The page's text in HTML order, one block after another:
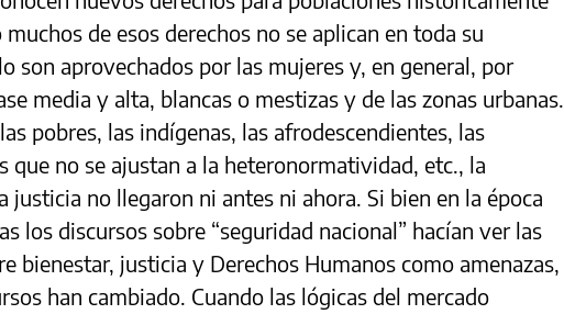
de esos derechos no se aplican en toda su
son aprovechados por las mujeres y, en general, por
media y alta, blancas o mestizas y de las zonas urbanas.
pobres, las indígenas, las afrodescendientes, las
que no se ajustan a la heteronormatividad, etc., la
justicia no llegaron ni antes ni ahora. Si bien en la época
los discursos sobre “seguridad nacional” hacían ver las
bienestar, justicia y Derechos Humanos como amenazas,
han cambiado. Cuando las lógicas del mercado